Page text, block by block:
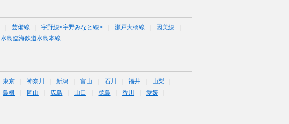
芸備線 宇野線<宇野みなと線> 瀬戸大橋線
因美線
水島臨海鉄道水島本線
東京 神奈川 新潟 富山 石川 福井
山梨
島根 岡山 広島 山口 徳島 香川
愛媛